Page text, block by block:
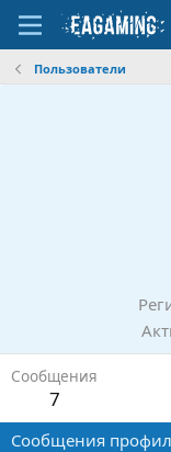
Пользователи
Сообщения
7
Сообщения